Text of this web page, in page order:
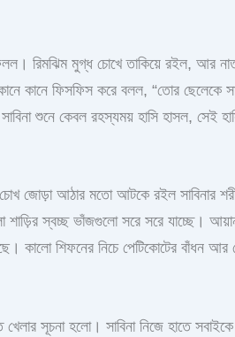
রিমঝিম মুগ্ধ চোখে তাকিয়ে রইল, আর
কানে ফিসফিস করে বলল, “তোর ছেলেকে
শুনে কেবল রহস্যময় হাসি হাসল, সেই
জোড়া আঠার মতো আটকে রইল সাবিনার
শাড়ির স্বচ্ছ ভাঁজগুলো সরে সরে যাচ্ছে।
কালো শিফনের নিচে পেটিকোটের বাঁধন
সূচনা হলো। সাবিনা নিজে হাতে সবাইকে